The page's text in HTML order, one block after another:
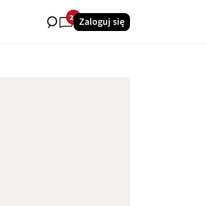
25Zaloguj się